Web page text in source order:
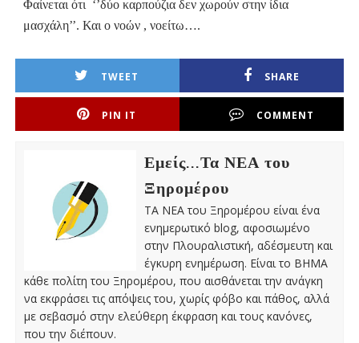
Φαίνεται ότι ‘’δύο καρπούζια δεν χωρούν στην ίδια
μασχάλη’’. Και ο νοών , νοείτω….
TWEET SHARE
PIN IT COMMENT
Εμείς...Τα ΝΕΑ του
Ξηρομέρου
ΤΑ ΝΕΑ του Ξηρομέρου είναι ένα
ενημερωτικό blog, αφοσιωμένο
στην Πλουραλιστική, αδέσμευτη και
έγκυρη ενημέρωση. Είναι το ΒΗΜΑ
κάθε πολίτη του Ξηρομέρου, που αισθάνεται την ανάγκη
να εκφράσει τις απόψεις του, χωρίς φόβο και πάθος, αλλά
με σεβασμό στην ελεύθερη έκφραση και τους κανόνες,
που την διέπουν.